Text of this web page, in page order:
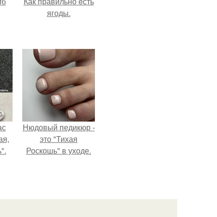
ягоды.
Нюдовый педикюр -
это "Тихая
Роскошь" в уходе.